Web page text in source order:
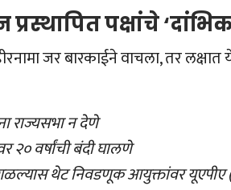
प्रस्थापित पक्षांचे
जर बारकाईने वाचला, तर
राज्यसभा न देणे
२० वर्षांची बंदी घालणे
थेट निवडणूक आयुक्तांवर